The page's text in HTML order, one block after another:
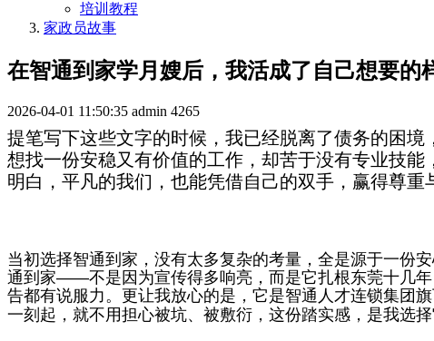
培训教程
家政员故事
在智通到家学月嫂后，我活成了自己想要的
2026-04-01 11:50:35 admin 4265
提笔写下这些文字的时候，我已经脱离了债务的困
想找一份安稳又有价值的工作，却苦于没有专业技
明白，平凡的我们，也能凭借自己的双手，赢得尊重
当初选择智通到家，没有太多复杂的考量，全是源于一份
通到家——不是因为宣传得多响亮，而是它扎根东莞十几
告都有说服力。更让我放心的是，它是智通人才连锁集团
一刻起，就不用担心被坑、被敷衍，这份踏实感，是我选择